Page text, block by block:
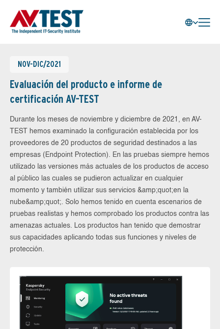
NOV-DIC/2021
Evaluación del producto e informe de
certificación AV-TEST
Durante los meses de noviembre y diciembre de 2021, en AV-
TEST hemos examinado la configuración establecida por los
proveedores de 20 productos de seguridad destinados a las
empresas (Endpoint Protection). En las pruebas siempre hemos
utilizado las versiones más actuales de los productos de acceso
al público las cuales se pudieron actualizar en cualquier
momento y también utilizar sus servicios &amp;quot;en la
nube&amp;quot;. Solo hemos tenido en cuenta escenarios de
pruebas realistas y hemos comprobado los productos contra las
amenazas actuales. Los productos han tenido que demostrar
sus capacidades aplicando todas sus funciones y niveles de
protección.